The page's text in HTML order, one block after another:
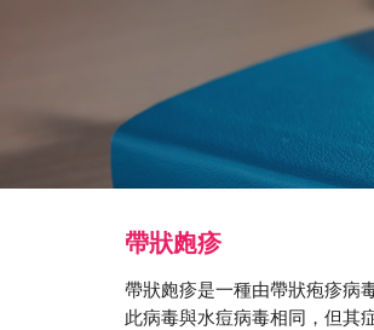
帶狀皰疹
帶狀皰疹是一種由帶狀疱疹病
此病毒與水痘病毒相同，但其